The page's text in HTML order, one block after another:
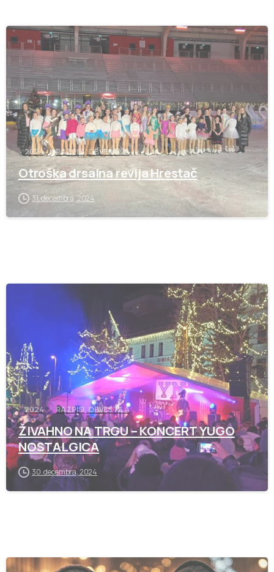
-
2024 RAZPISI, OBVESTILA
Otroška drsalna revija Hrestač
31. decembra, 2024
-
2024 RAZPISI, OBVESTILA
ŽIVAHNO NA TRGU – KONCERT YUGO
NOSTALGICA
30. decembra, 2024